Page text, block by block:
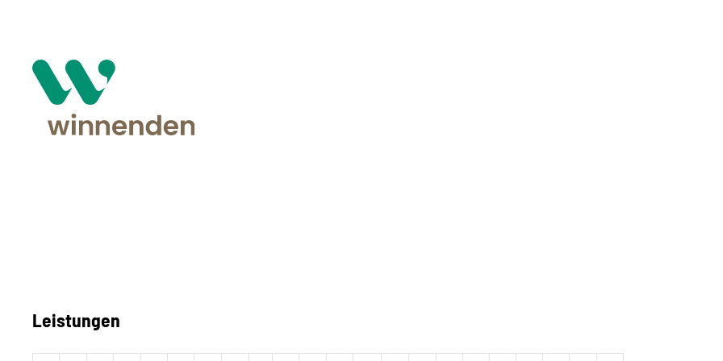
Leistungen